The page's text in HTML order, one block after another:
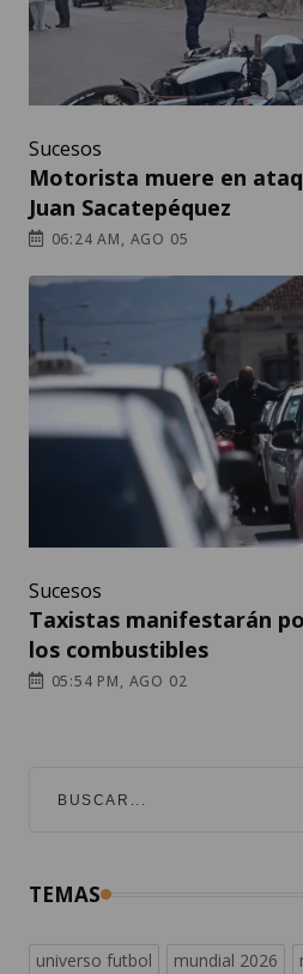
Sucesos
Motorista muere en
Juan Sacatepéquez
06:24 AM, AGO 05
Sucesos
Taxistas manifestarán
los combustibles
05:54 PM, AGO 02
TEMAS
universo futbol mundial 2026